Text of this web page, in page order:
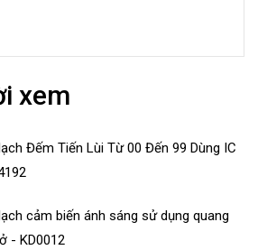
xem
Đếm Tiến Lùi Từ 00 Đến 99 Dùng IC
cảm biến ánh sáng sử dụng quang
- KD0012